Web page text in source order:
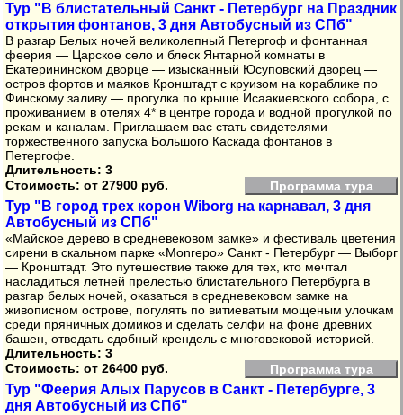
Тур "В блистательный Санкт - Петербург на Праздник
открытия фонтанов, 3 дня Автобусный из СПб"
В разгар Белых ночей великолепный Петергоф и фонтанная
феерия — Царское село и блеск Янтарной комнаты в
Екатерининском дворце — изысканный Юсуповский дворец —
остров фортов и маяков Кронштадт с круизом на кораблике по
Финскому заливу — прогулка по крыше Исаакиевского собора, с
проживанием в отелях 4* в центре города и водной прогулкой по
рекам и каналам. Приглашаем вас стать свидетелями
торжественного запуска Большого Каскада фонтанов в
Петергофе.
Длительность: 3
Стоимость: от 27900 руб. Программа тура
Тур "В город трех корон Wiborg на карнавал, 3 дня
Автобусный из СПб"
«Майское дерево в средневековом замке» и фестиваль цветения
сирени в скальном парке «Monrepo» Санкт - Петербург — Выборг
— Кронштадт. Это путешествие также для тех, кто мечтал
насладиться летней прелестью блистательного Петербурга в
разгар белых ночей, оказаться в средневековом замке на
живописном острове, погулять по витиеватым мощеным улочкам
среди пряничных домиков и сделать селфи на фоне древних
башен, отведать сдобный крендель с многовековой историей.
Длительность: 3
Стоимость: от 26400 руб. Программа тура
Тур "Феерия Алых Парусов в Санкт - Петербурге, 3
дня Автобусный из СПб"